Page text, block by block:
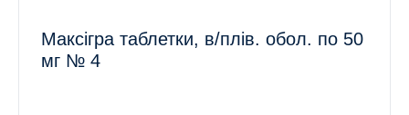
Максігра таблетки, в/плів. обол. по 50
мг № 4